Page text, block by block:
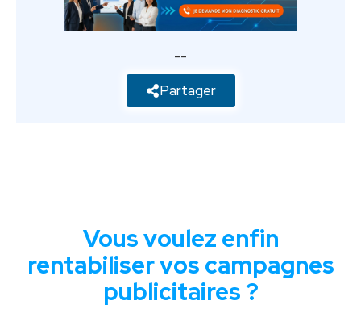
--
Partager
Vous voulez enfin
rentabiliser vos campagnes
publicitaires ?